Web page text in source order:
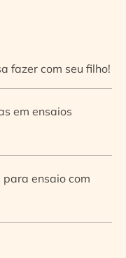
fazer com seu filho!
em ensaios
ensaio com